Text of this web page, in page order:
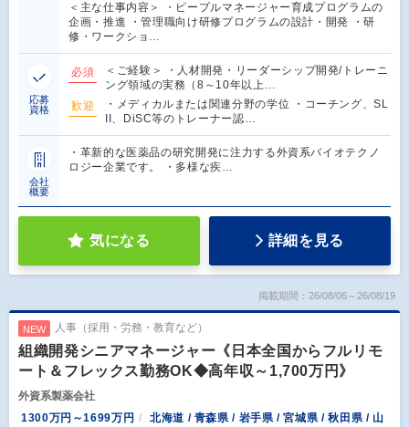
＜主な仕事内容＞ ・ピープルマネージャー育成プログラムの
企画・推進 ・管理職向け研修プログラムの設計・開発 ・研
修・ワークショ…
応募
資格
必須
＜ご経験＞ ・人材開発・リーダーシップ開発/トレーニ
ング領域の実務（8～10年以上…
歓迎
・メディカルまたは関連分野の学位 ・コーチング、SL
II、DiSC等のトレーナー認…
会社
概要
・革新的な医薬品の研究開発に注力する外資系バイオテクノ
ロジー企業です。 ・多様な疾…
気になる 詳細を見る
掲載期間：26/08/06～26/08/19
NEW 人事（採用・労務・教育など）
組織開発シニアマネージャー《日本全国からフルリモ
ート＆フレックス勤務OK◆高年収～1,700万円》
外資系製薬会社
1300万円～1699万円
北海道 / 青森県 / 岩手県 / 宮城県 / 秋田県 / 山